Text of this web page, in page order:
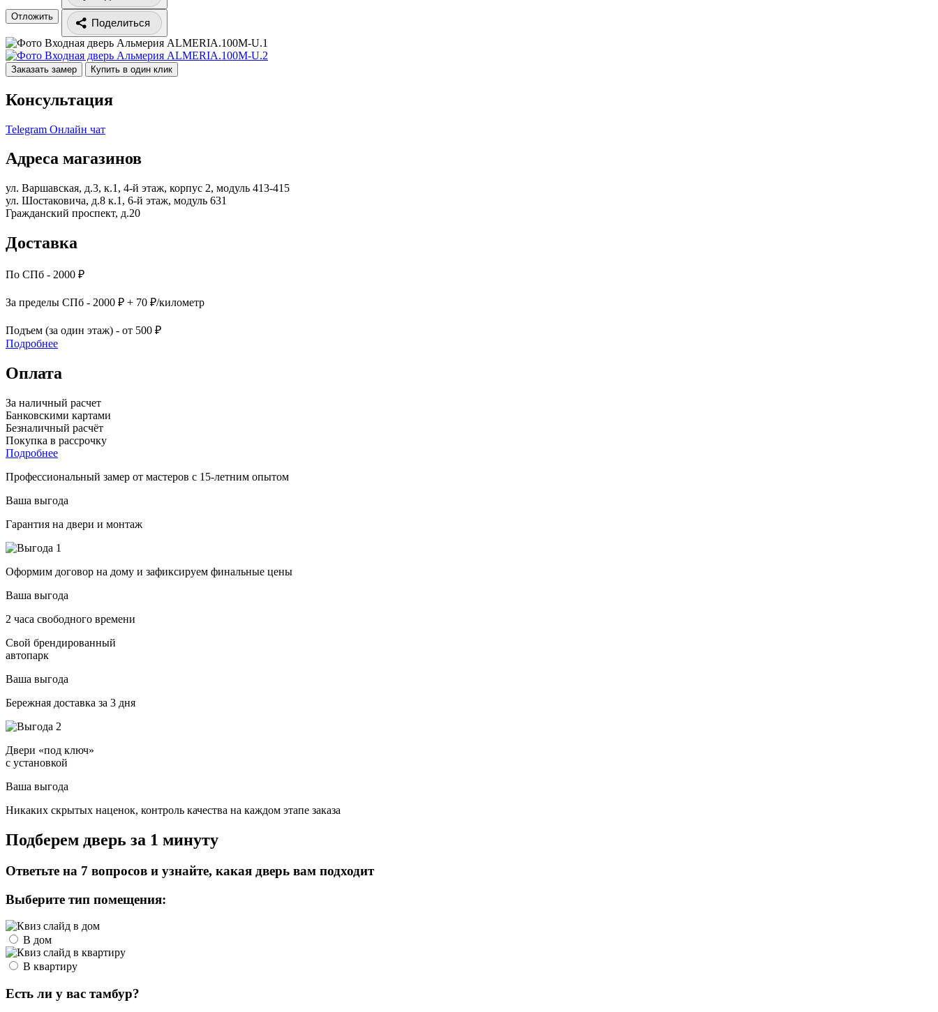
Отложить
Поделиться
Заказать замер Купить в один клик
Консультация
Telegram Онлайн чат
Адреса магазинов
ул. Варшавская, д.3, к.1, 4-й этаж, корпус 2, модуль 413-415
ул. Шостаковича, д.8 к.1, 6-й этаж, модуль 631
Гражданский проспект, д.20
Доставка
По СПб - 2000 ₽
За пределы СПб - 2000 ₽ + 70 ₽/километр
Подъем (за один этаж) - от 500 ₽
Подробнее
Оплата
За наличный расчет
Банковскими картами
Безналичный расчёт
Покупка в рассрочку
Подробнее
Профессиональный замер от мастеров с 15-летним опытом
Ваша выгода
Гарантия на двери и монтаж
Оформим договор на дому и зафиксируем финальные цены
Ваша выгода
2 часа свободного времени
Свой брендированный
автопарк
Ваша выгода
Бережная доставка за 3 дня
Двери «под ключ»
с установкой
Ваша выгода
Никаких скрытых наценок, контроль качества на каждом этапе заказа
Подберем дверь за 1 минуту
Ответьте на 7 вопросов и узнайте, какая дверь вам подходит
Выберите тип помещения:
В дом
В квартиру
Есть ли у вас тамбур?